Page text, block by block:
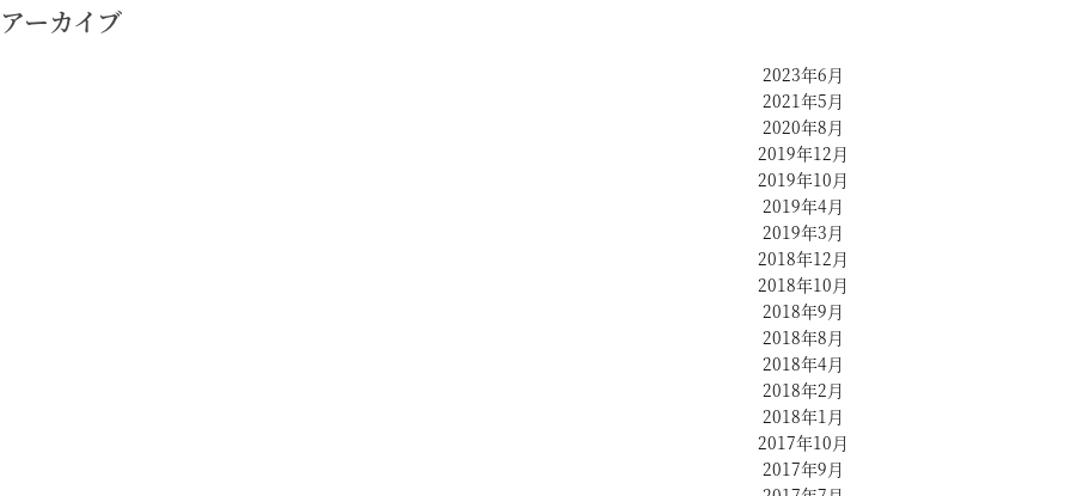
アーカイブ
2023年6月
2021年5月
2020年8月
2019年12月
2019年10月
2019年4月
2019年3月
2018年12月
2018年10月
2018年9月
2018年8月
2018年4月
2018年2月
2018年1月
2017年10月
2017年9月